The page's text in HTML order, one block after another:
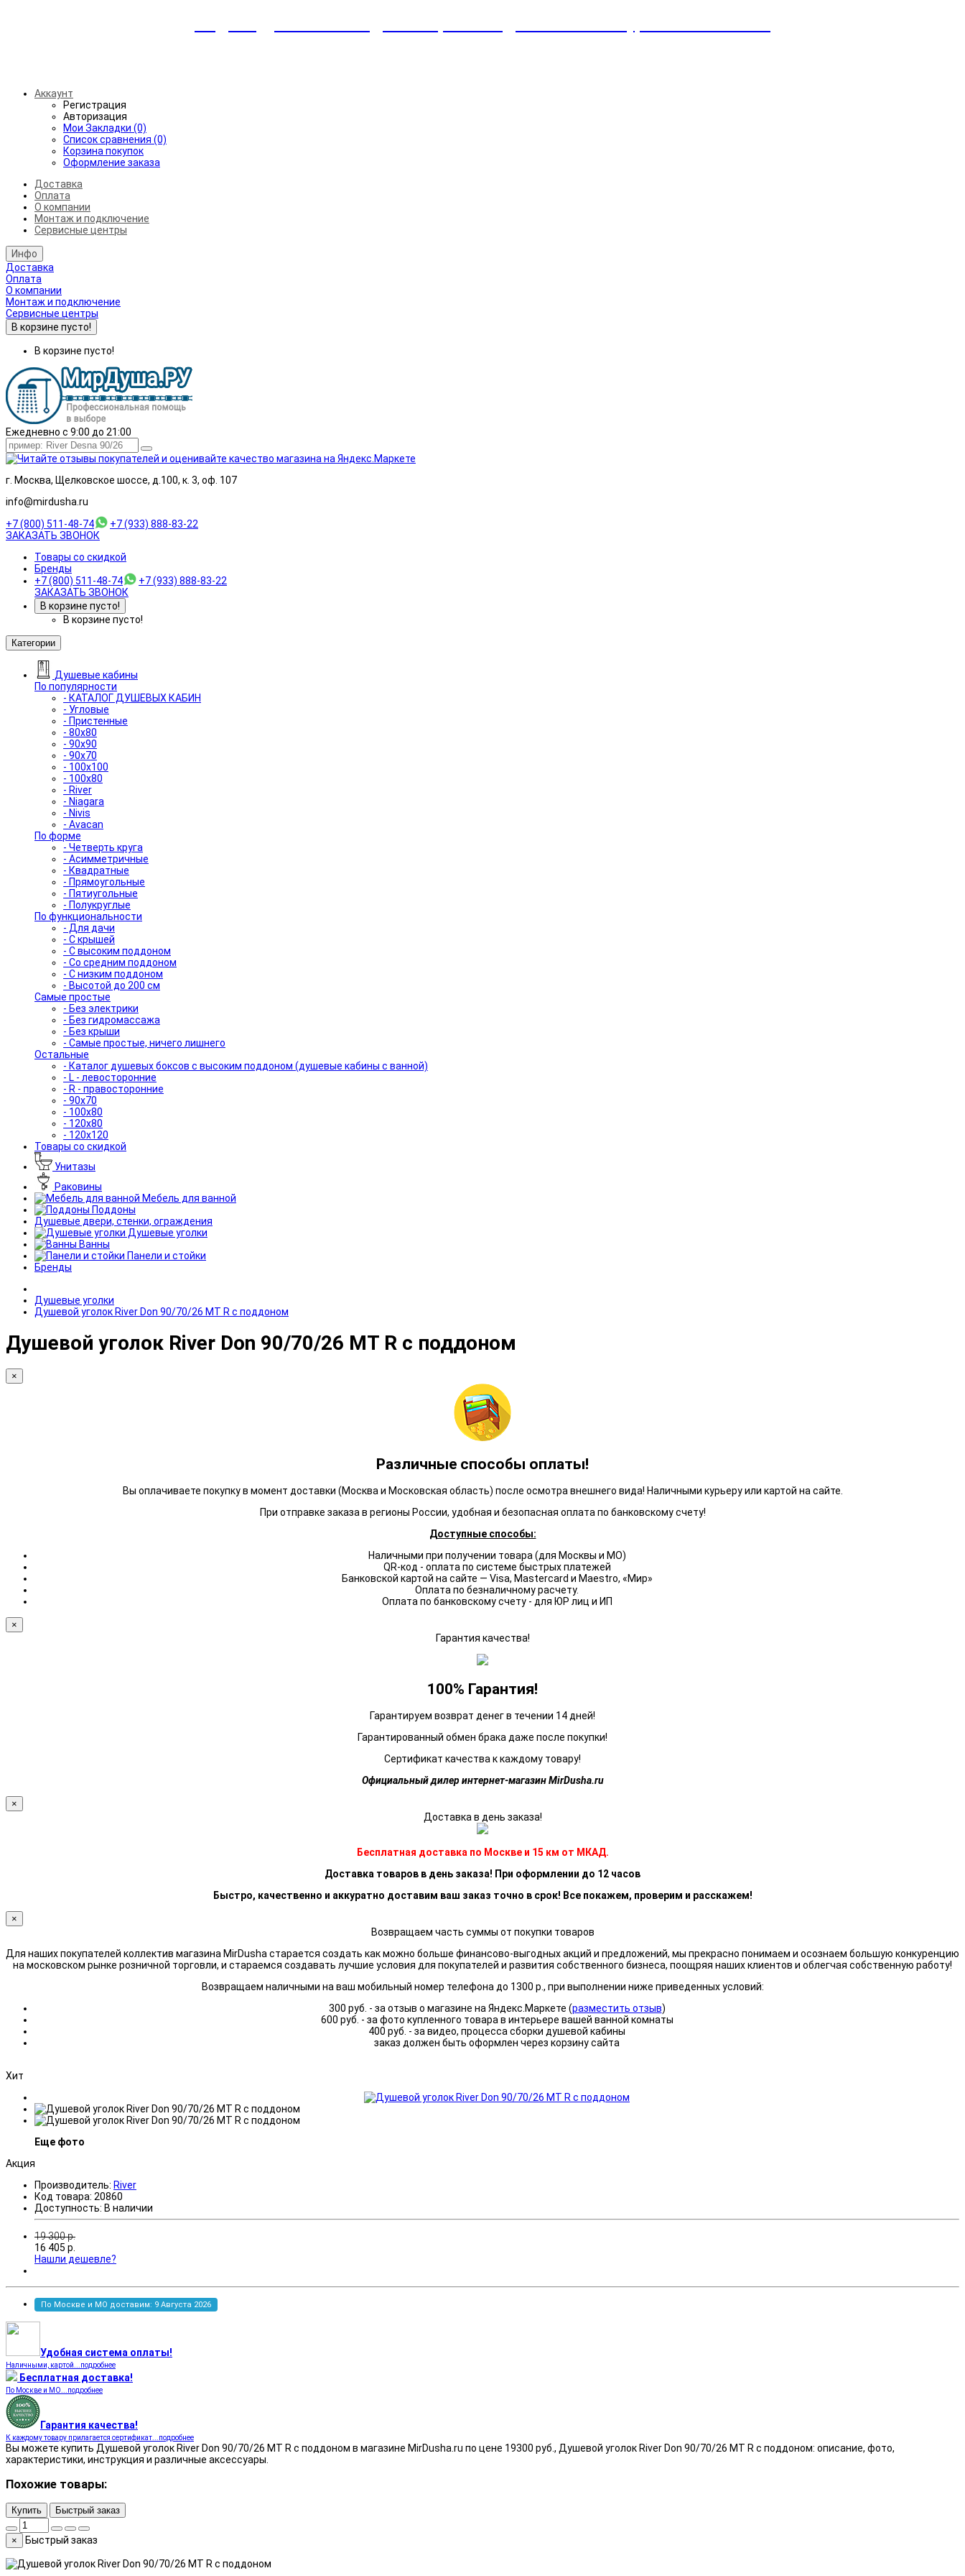
Аккаунт
Регистрация
Авторизация
Мои Закладки (0)
Список сравнения (0)
Корзина покупок
Оформление заказа
Доставка
Оплата
О компании
Монтаж и подключение
Сервисные центры
Инфо
Доставка
Оплата
О компании
Монтаж и подключение
Сервисные центры
В корзине пусто!
В корзине пусто!
Ежедневно с 9:00 до 21:00
г. Москва, Щелковское шоссе, д.100, к. 3, оф. 107
info@mirdusha.ru
+7 (800) 511-48-74
+7 (933) 888-83-22
ЗАКАЗАТЬ ЗВОНОК
Товары со скидкой
Бренды
+7 (800) 511-48-74
+7 (933) 888-83-22
ЗАКАЗАТЬ ЗВОНОК
В корзине пусто!
В корзине пусто!
Категории
Душевые кабины
По популярности
- КАТАЛОГ ДУШЕВЫХ КАБИН
- Угловые
- Пристенные
- 80x80
- 90x90
- 90x70
- 100x100
- 100x80
- River
- Niagara
- Nivis
- Avacan
По форме
- Четверть круга
- Асимметричные
- Квадратные
- Прямоугольные
- Пятиугольные
- Полукруглые
По функциональности
- Для дачи
- С крышей
- С высоким поддоном
- Со средним поддоном
- С низким поддоном
- Высотой до 200 см
Самые простые
- Без электрики
- Без гидромассажа
- Без крыши
- Самые простые, ничего лишнего
Остальные
- Каталог душевых боксов с высоким поддоном (душевые кабины с ванной)
- L - левосторонние
- R - правосторонние
- 90x70
- 100x80
- 120x80
- 120x120
Товары со скидкой
Унитазы
Раковины
Мебель для ванной
Поддоны
Душевые двери, стенки, ограждения
Душевые уголки
Ванны
Панели и стойки
Бренды
Душевые уголки
Душевой уголок River Don 90/70/26 МТ R с поддоном
Душевой уголок River Don 90/70/26 МТ R с поддоном
×
Различные способы оплаты!
Вы оплачиваете покупку в момент доставки (Москва и Московская область) после осмотра внешнего вида! Наличными курьеру или картой на сайте.
При отправке заказа в регионы России, удобная и безопасная оплата по банковскому счету!
Доступные способы:
Наличными при получении товара (для Москвы и МО)
QR-код - оплата по системе быстрых платежей
Банковской картой на сайте — Visa, Mastercard и Maestro, «Мир»
Оплата по безналичному расчету.
Оплата по банковскому счету - для ЮР лиц и ИП
×
Гарантия качества!
100% Гарантия!
Гарантируем возврат денег в течении 14 дней!
Гарантированный обмен брака даже после покупки!
Сертификат качества к каждому товару!
Официальный дилер интернет-магазин MirDusha.ru
×
Доставка в день заказа!
Бесплатная доставка по Москве и 15 км от МКАД.
Доставка товаров в день заказа! При оформлении до 12 часов
Быстро, качественно и аккуратно доставим ваш заказ точно в срок! Все покажем, проверим и расскажем!
×
Возвращаем часть суммы от покупки товаров
Для наших покупателей коллектив магазина MirDusha старается создать как можно больше финансово-выгодных акций и предложений, мы прекрасно понимаем и осознаем большую конкуренцию
на московском рынке розничной торговли, и стараемся создавать лучшие условия для покупателей и развития собственного бизнеса, поощряя наших клиентов и облегчая собственную работу!
Возвращаем наличными на ваш мобильный номер телефона до 1300 р., при выполнении ниже приведенных условий:
300 руб. - за отзыв о магазине на Яндекс.Маркете (разместить отзыв)
600 руб. - за фото купленного товара в интерьере вашей ванной комнаты
400 руб. - за видео, процесса сборки душевой кабины
заказ должен быть оформлен через корзину сайта
Хит
Еще фото
Акция
Производитель: River
Код товара: 20860
Доступность: В наличии
19 300р.
16 405 р.
Нашли дешевле?
По Москве и МО доставим: 9 Августа 2026
Удобная система оплаты!
Наличными, картой...подробнее
Бесплатная доставка!
По Москве и МО...подробнее
Гарантия качества!
К каждому товару прилагается сертификат...подробнее
Вы можете купить Душевой уголок River Don 90/70/26 МТ R с поддоном в магазине MirDusha.ru по цене 19300 руб., Душевой уголок River Don 90/70/26 МТ R с поддоном: описание, фото,
характеристики, инструкция и различные аксессуары.
Похожие товары:
Купить Быстрый заказ
× Быстрый заказ